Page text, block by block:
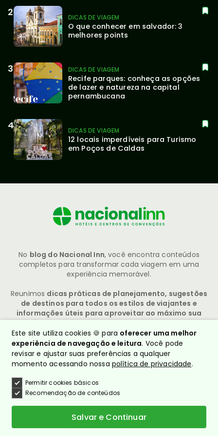
DICAS DE VIAGEM
O que conhecer em salvador: 3
melhores points
DICAS DE VIAGEM
Recife parques: conheça as opções
de lazer e natureza na capital
pernambucana
DICAS DE VIAGEM
12 locais imperdíveis para Turismo
em Poços de Caldas
No blog do Nacional Inn, você encontra conteúdos
completos para transformar cada viagem em uma
experiência memorável.
Reunimos dicas práticas de planejamento, sugestões
de destinos para todos os estilos de viajantes e
informações úteis para aproveitar ao máximo sua
estadia. Seja para uma viagem em família, a dois ou a
trabalho, nosso conteúdo é pensado para ajudar você a
tomar as melhores decisões, economizar tempo e
descobrir oportunidades únicas.
Explore roteiros, tendências do turismo, experiências
exclusivas etudo o que você precisa para viajar com
mais conforto , segurança e tranquilidade.
Este site utiliza cookies 🍪 para oferecer uma melhor
experiência de navegação e leitura. Você pode
revisar e ajustar suas preferências a qualquer
momento acessando nossa política de privacidade.
Permitir cookies básicos
Recomendação de conteúdos
Salvar e Continuar